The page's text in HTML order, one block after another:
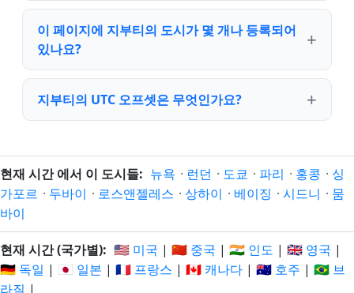
이 페이지에 지부티의 도시가 몇 개나 등록되어
있나요?
지부티의 UTC 오프셋은 무엇인가요?
현재 시간 에서 이 도시들: 뉴욕 · 런던 · 도쿄 · 파리 · 홍콩 · 싱
가포르 · 두바이 · 로스앤젤레스 · 상하이 · 베이징 · 시드니 · 뭄
바이
현재 시간 (국가별): 🇺🇸 미국 | 🇨🇳 중국 | 🇮🇳 인도 | 🇬🇧 영국 |
🇩🇪 독일 | 🇯🇵 일본 | 🇫🇷 프랑스 | 🇨🇦 캐나다 | 🇦🇺 호주 | 🇧🇷 브
라질 |